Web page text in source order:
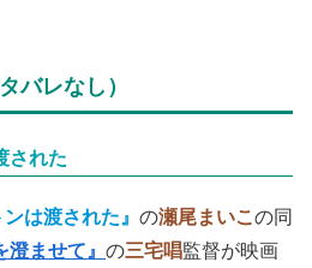
バレなし）
された
は渡された』 の瀬尾まいこ の同
澄ませて』 の三宅唱監督が映画